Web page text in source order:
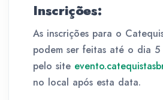
Inscrições:
As inscrições para o
podem ser feitas até o dia
pelo site
no local após esta data.